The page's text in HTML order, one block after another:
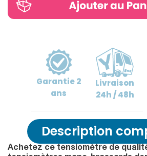
Garantie2
ans
Livraison
24h / 48h
Description
Achetez ce tensiomètre de